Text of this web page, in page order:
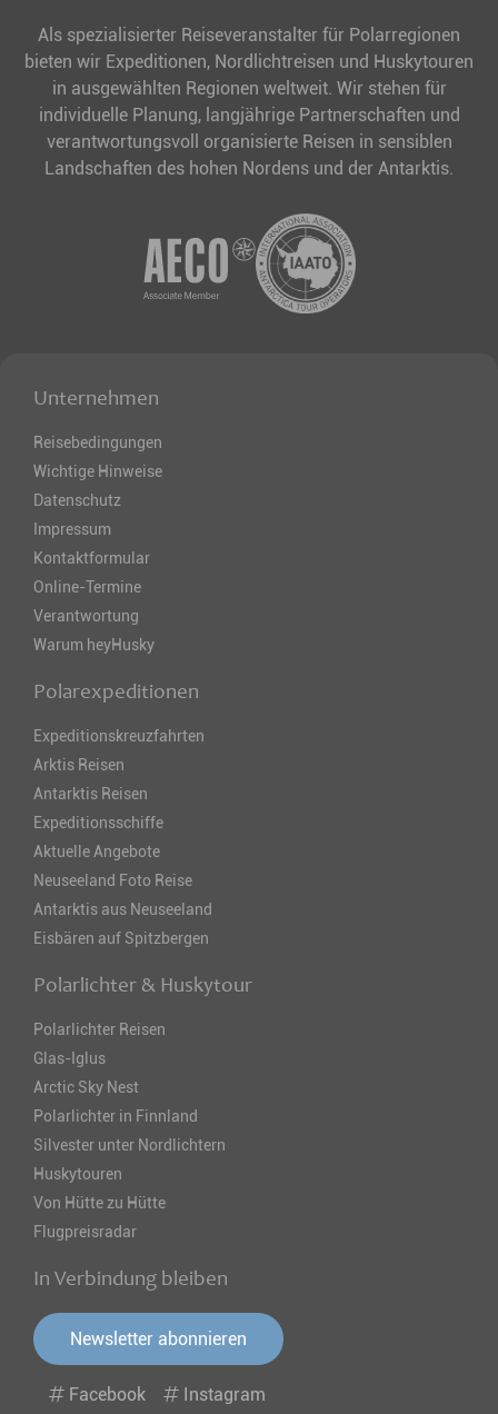
Als spezialisierter Reiseveranstalter für Polarregionen
bieten wir Expeditionen, Nordlichtreisen und Huskytouren
in ausgewählten Regionen weltweit. Wir stehen für
individuelle Planung, langjährige Partnerschaften und
verantwortungsvoll organisierte Reisen in sensiblen
Landschaften des hohen Nordens und der Antarktis.
Unternehmen
Reisebedingungen
Wichtige Hinweise
Datenschutz
Impressum
Kontaktformular
Online-Termine
Verantwortung
Warum heyHusky
Polarexpeditionen
Expeditionskreuzfahrten
Arktis Reisen
Antarktis Reisen
Expeditionsschiffe
Aktuelle Angebote
Neuseeland Foto Reise
Antarktis aus Neuseeland
Eisbären auf Spitzbergen
Polarlichter & Huskytour
Polarlichter Reisen
Glas-Iglus
Arctic Sky Nest
Polarlichter in Finnland
Silvester unter Nordlichtern
Huskytouren
Von Hütte zu Hütte
Flugpreisradar
In Verbindung bleiben
Newsletter abonnieren
Facebook Instagram